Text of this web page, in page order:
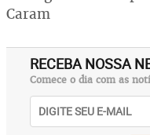
Caram
RECEBA NOSSA
Comece o dia com as